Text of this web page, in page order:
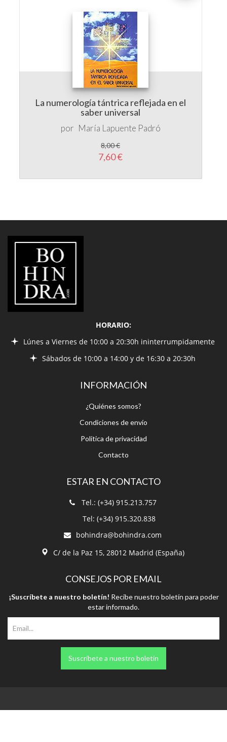
La numerología tántrica reflejada en el
saber universal
por María Lapuente Padró
8,00 €
7,60 €
LIBRERÍA
BOHINDRA
HORARIO:
Lúnes a Viernes de 10:00 a 20:30h ininterrumpidamente
Sábados de 10:00 a 14:00 y de 16:30 a 20:30h
INFORMACIÓN
¿Quiénes somos?
Condiciones de envío
Política de privacidad
Contacto
ESTAR EN CONTACTO
Tel.: (+34) 915.213.757
Tel: (+34) 915.320.838
bohindra@bohindra.com
C/ de la Paz 15, 28012 Madrid (España)
CONSEJOS POR EMAIL
¡Suscríbete a nuestro boletín! Recibe nuestro boletín para poder
estar informado.
Suscríbete a nuestro boletín